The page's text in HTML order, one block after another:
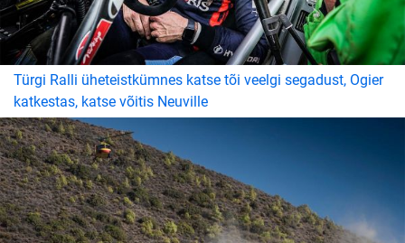
Türgi Ralli üheteistkümnes katse tõi veelgi segadust, Ogier
katkestas, katse võitis Neuville